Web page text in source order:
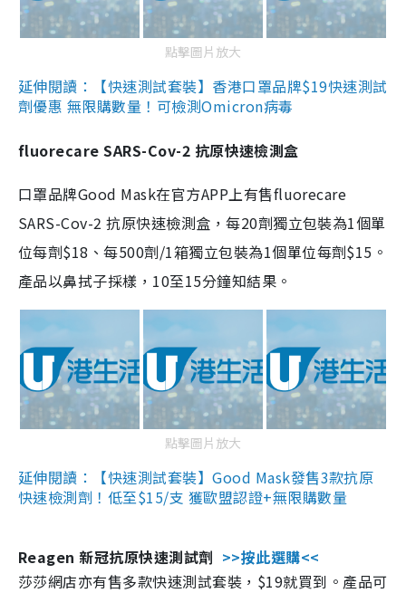
點擊圖片放大
延伸閱讀：【快速測試套裝】香港口罩品牌$19快速測試
劑優惠 無限購數量！可檢測Omicron病毒
fluorecare SARS-Cov-2 抗原快速檢測盒
口罩品牌Good Mask在官方APP上有售fluorecare
SARS-Cov-2 抗原快速檢測盒，每20劑獨立包裝為1個單
位每劑$18、每500劑/1箱獨立包裝為1個單位每劑$15。
產品以鼻拭子採樣，10至15分鐘知結果。
點擊圖片放大
延伸閱讀：【快速測試套裝】Good Mask發售3款抗原
快速檢測劑！低至$15/支 獲歐盟認證+無限購數量
Reagen 新冠抗原快速測試劑 >>按此選購<<
莎莎網店亦有售多款快速測試套裝，$19就買到。產品可